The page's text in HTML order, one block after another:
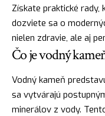
Získate praktické rady,
dozviete sa o
nielen zdravie, ale aj
Čo je vodný
Vodný kameň
sa vytvárajú
minerálov z vody.